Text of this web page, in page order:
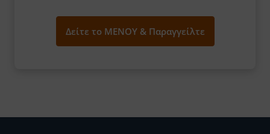
Δείτε το ΜΕΝΟΥ & Παραγγείλτε